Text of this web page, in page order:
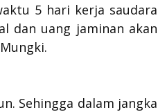
5 hari kerja saudara
dan uang jaminan akan
Sehingga dalam jangka